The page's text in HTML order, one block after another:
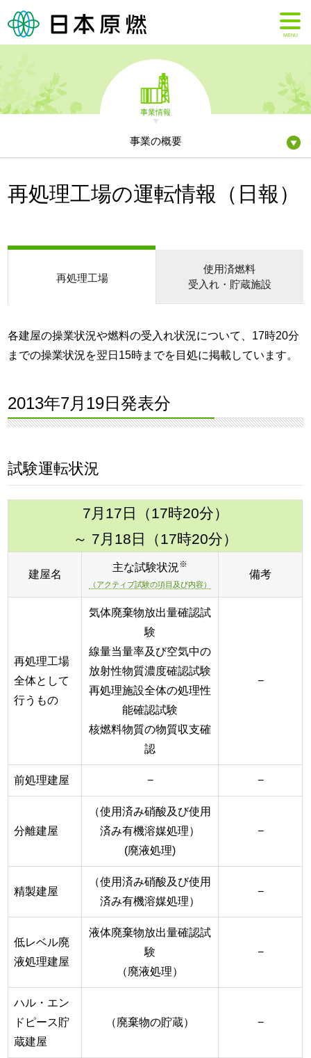
MENU
事業情報
事業の概要
再処理工場の運転情報（日報）
再処理工場
使用済燃料
受入れ・貯蔵施設
各建屋の操業状況や燃料の受入れ状況について、17時20分
までの操業状況を翌日15時までを目処に掲載しています。
2013年7月19日発表分
試験運転状況
7月17日（17時20分）
～ 7月18日（17時20分）
建屋名
主な試験状況※
（アクティブ試験の項目及び内容）
備考
再処理工場
全体として
行うもの
気体廃棄物放出量確認試
験
線量当量率及び空気中の
放射性物質濃度確認試験
再処理施設全体の処理性
能確認試験
核燃料物質の物質収支確
認
−
前処理建屋 − −
分離建屋
（使用済み硝酸及び使用
済み有機溶媒処理）
(廃液処理)
−
精製建屋
（使用済み硝酸及び使用
済み有機溶媒処理）
−
低レベル廃
液処理建屋
液体廃棄物放出量確認試
験
（廃液処理）
−
ハル・エン
ドピース貯
蔵建屋
（廃棄物の貯蔵） −